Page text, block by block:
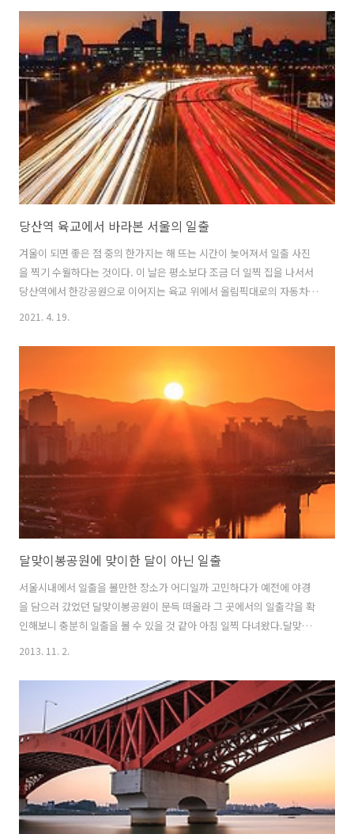
게 흔들리는 관계로 신호대기에 맞춰 리드미컬하게 담았다. 계속 신호등
을 흘깃 거리며 빨간불이 켜지길 기다렸다가 정신없이 찍어대고 초록불
이 켜지면 그냥 야경을 감상하는 식으로.. 생각보다 어둠이 빨리 찾아와
서 기다렸던 회식 장소로 향했다... 마음 맞는 사람들과 함께 하는 출사와
식사는 생활의 작은 즐거움..
당산역 육교에서 바라본 서울의 일출
겨울이 되면 좋은 점 중의 한가지는 해 뜨는 시간이 늦어져서 일출 사진
을 찍기 수월하다는 것이다. 이 날은 평소보다 조금 더 일찍 집을 나서서
당산역에서 한강공원으로 이어지는 육교 위에서 올림픽대로의 자동차
궤적과 여명 모습을 배경으로 같이 담고 여의도 위로 떠오르는 일출 모습
때문에 사진에 주황색 깜빡이가 지저분하게 나타났는데 아무리 찍어도
어찌할 방법이 없었다. 바람이 없어 생각보다 날씨도 춥지 않았고 일출모
습도 좋아서 나름 만족스러운 출사였는데 출사 후 맥도널드에서 따뜻한
커피와 먹는 맥모닝이 더 즐거웠다.
2021. 4. 19.
달맞이봉공원에 맞이한 달이 아닌 일출
서울시내에서 일출을 볼만한 장소가 어디일까 고민하다가 예전에 야경
을 담으러 갔었던 달맞이봉공원이 문득 떠올라 그 곳에서의 일출각을 확
인해보니 충분히 일출을 볼 수 있을 것 같아 아침 일찍 다녀왔다.달맞이
봉공원은 옥수역에서 도보로 15분 정도면 꼭대기까지 오를 수 있을 정도
수대교, 동호대교, 한남대교가 한눈에 내려다 보이는 멋진 조망을 가지고
있다. 야간에 강변북로의 자동차 궤적을 담기에도 좋은 곳이다.자리를 잡
고 여명을 담으며 조금 기다리니 황금 불덩어리 같은 태양이 산너머에서
부터 모습을 나타낸다...항상 보기 좋은 광경이다..
2013. 11. 2.